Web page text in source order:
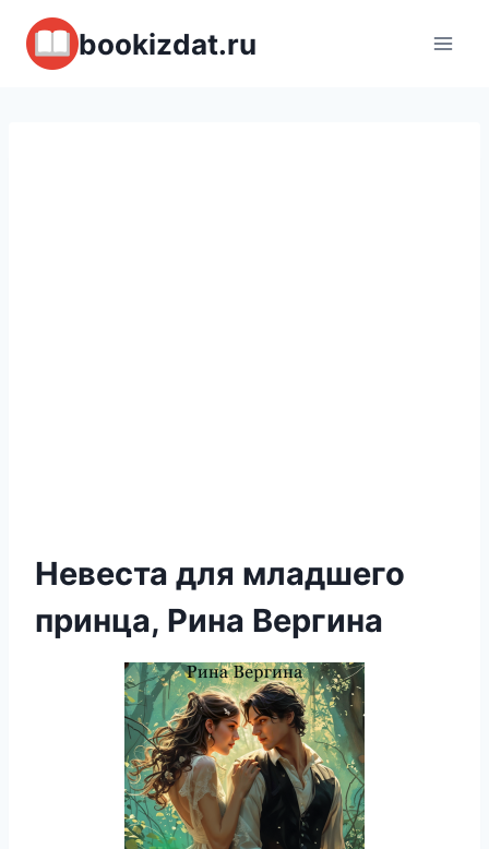
Перейти
содержимому
bookizdat.ru
Невеста для младшего
принца, Рина Вергина